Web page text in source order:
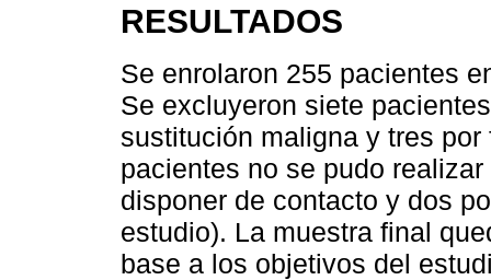
RESULTADOS
Se enrolaron 255 pacientes
Se excluyeron siete
sustitución maligna y tres
pacientes no se pudo
disponer de contacto y dos
estudio). La muestra final
base a los objetivos del